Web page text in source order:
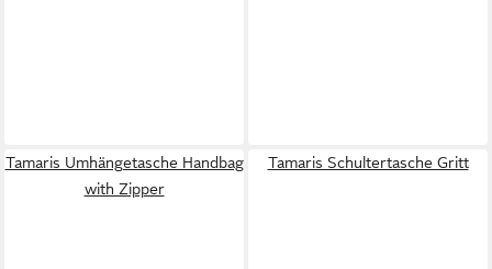
Tamaris Umhängetasche Handbag
with Zipper
Tamaris Schultertasche Gritt